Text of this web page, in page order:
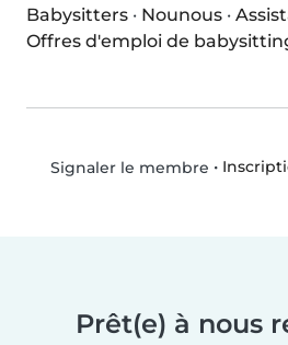
Babysitters · Nounous ·
Offres d'emploi de
Signaler le membre •
Prêt(e) à nous